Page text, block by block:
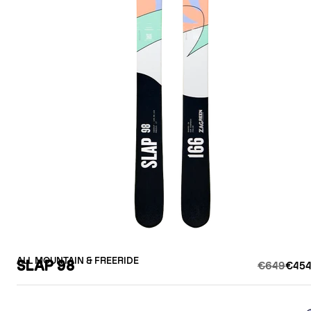
ALL MOUNTAIN & FREERIDE
SLAP 98 €649